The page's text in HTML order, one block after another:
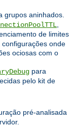
grupos aninhados.
de limites
onde
ociosas com o
para
pelo kit de
pré-analisada